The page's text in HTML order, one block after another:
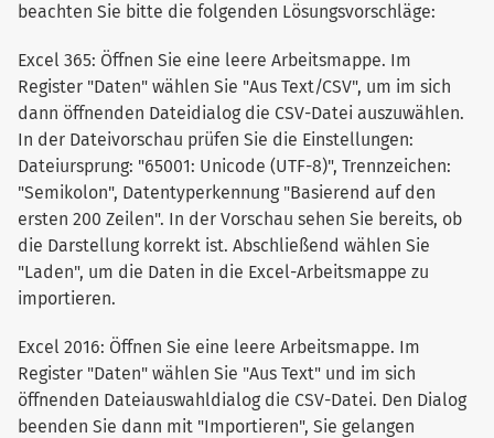
beachten Sie bitte die folgenden Lösungsvorschläge:
Excel 365: Öffnen Sie eine leere Arbeitsmappe. Im
Register "Daten" wählen Sie "Aus Text/CSV", um im sich
dann öffnenden Dateidialog die CSV-Datei auszuwählen.
In der Dateivorschau prüfen Sie die Einstellungen:
Dateiursprung: "65001: Unicode (UTF-8)", Trennzeichen:
"Semikolon", Datentyperkennung "Basierend auf den
ersten 200 Zeilen". In der Vorschau sehen Sie bereits, ob
die Darstellung korrekt ist. Abschließend wählen Sie
"Laden", um die Daten in die Excel-Arbeitsmappe zu
importieren.
Excel 2016: Öffnen Sie eine leere Arbeitsmappe. Im
Register "Daten" wählen Sie "Aus Text" und im sich
öffnenden Dateiauswahldialog die CSV-Datei. Den Dialog
beenden Sie dann mit "Importieren", Sie gelangen